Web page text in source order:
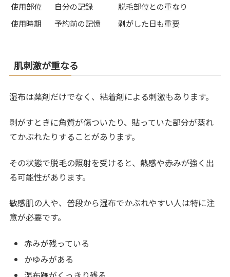
使用部位
自分の記録
脱毛部位との重なり
使用時期
予約前の記憶 剥がした日も重要
肌刺激が重なる
湿布は薬剤だけでなく、粘着剤による刺激もあります。
剥がすときに角質が傷ついたり、貼っていた部分が蒸れ
てかぶれたりすることがあります。
その状態で脱毛の照射を受けると、熱感や赤みが強く出
る可能性があります。
敏感肌の人や、普段から湿布でかぶれやすい人は特に注
意が必要です。
赤みが残っている
かゆみがある